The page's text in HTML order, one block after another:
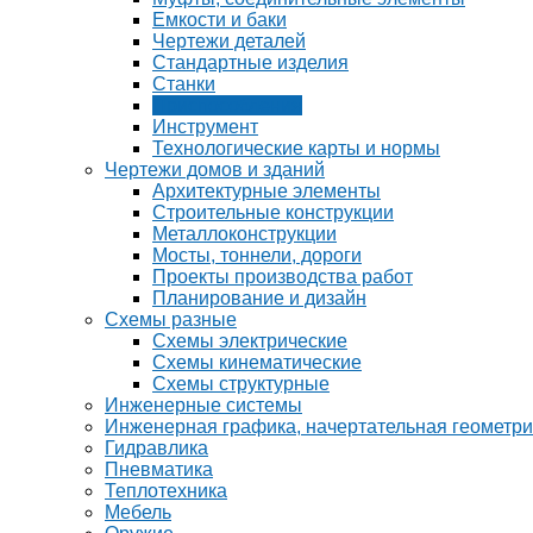
Емкости и баки
Чертежи деталей
Стандартные изделия
Станки
Инструмент
Технологические карты и нормы
Чертежи домов и зданий
Архитектурные элементы
Строительные конструкции
Металлоконструкции
Мосты, тоннели, дороги
Проекты производства работ
Планирование и дизайн
Схемы разные
Схемы электрические
Схемы кинематические
Схемы структурные
Инженерные системы
Инженерная графика, начертательная
Гидравлика
Пневматика
Теплотехника
Мебель